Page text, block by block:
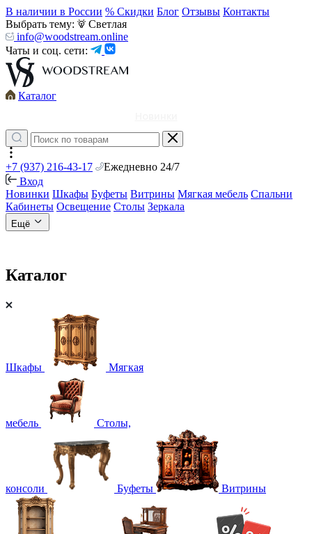
В наличии в России % Скидки Блог Отзывы Контакты
Выбрать тему:
Светлая
info@woodstream.online
Чаты и соц. сети:
Каталог
+7 (937) 216-43-17
Ежедневно 24/7
Вход
Новинки Шкафы Буфеты Витрины Мягкая мебель Спальни
Кабинеты Освещение Столы Зеркала
Ещё
Каталог
Шкафы Мягкая
мебель Столы,
консоли Буфеты Витрины